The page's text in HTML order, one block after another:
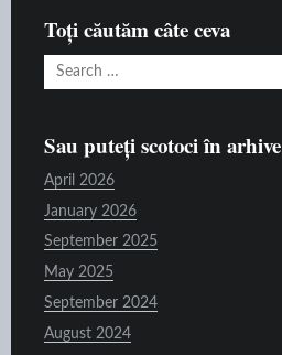
Toți căutăm câte ceva
Search
Sau puteți scotoci în arhive
April 2026
January 2026
September 2025
May 2025
September 2024
August 2024